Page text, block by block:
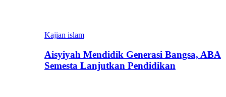
Kajian islam
Aisyiyah Mendidik Generasi Bangsa, ABA
Semesta Lanjutkan Pendidikan